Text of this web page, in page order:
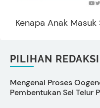
Kenapa Anak
PILIHAN REDAKSI
Mengenal Proses
Pembentukan Sel Telur